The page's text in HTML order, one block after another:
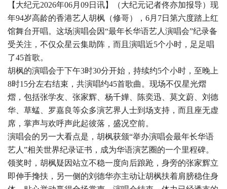
【大纪元2026年06月09日讯】（大纪元记者佟亦加报导）现
年94岁高龄的香港艺人胡枫（修哥），6月7日第六度踏上红
馆舞台开唱。这场演唱会因“最年长华语艺人演唱会”纪录备
受关注，不仅众星云集助阵，而且演唱近5个小时，足足唱
了45首歌。
胡枫的演唱会于下午3时30分开始，持续约5个小时，至晚上
8时15分左右结束，共演唱约45首歌曲。现场不仅星光熠
熠，包括张学友、张家辉、杨千嬅、陈奕迅、莫文蔚、刘德
华、草蜢、罗嘉良等众多演艺界人士到场支持，而且座无虚
席，掌声与欢呼声此起彼落，盛况空前。
演唱会的另一大看点是，胡枫获颁“举办演唱会最年长华语
艺人”相关世界纪录证书，成为华语演艺圈的一个里程碑。
领奖时，胡枫疑因站立不稳一度向后踉跄，身旁的张家辉立
即伸手搀扶，另一侧的刘德华亦主动让胡枫扶着肩膀稳住身